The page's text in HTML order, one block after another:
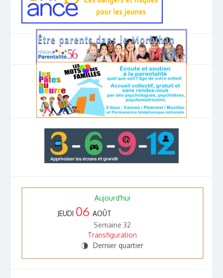
Aujourd'hui
JEUDI 06 AOÛT
Semaine 32
Transfiguration
U Dernier quartier